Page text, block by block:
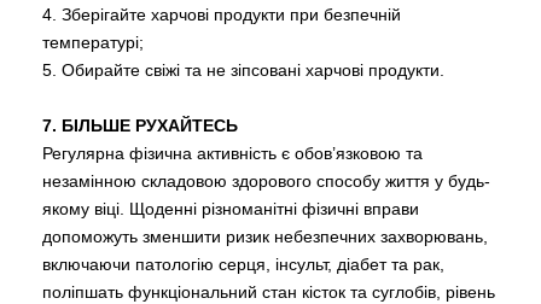
4. Зберігайте харчові продукти при безпечній
температурі;
5. Обирайте свіжі та не зіпсовані харчові продукти.
7. БІЛЬШЕ РУХАЙТЕСЬ
Регулярна фізична активність є обов’язковою та
незамінною складовою здорового способу життя у будь-
якому віці. Щоденні різноманітні фізичні вправи
допоможуть зменшити ризик небезпечних захворювань,
включаючи патологію серця, інсульт, діабет та рак,
поліпшать функціональний стан кісток та суглобів, рівень